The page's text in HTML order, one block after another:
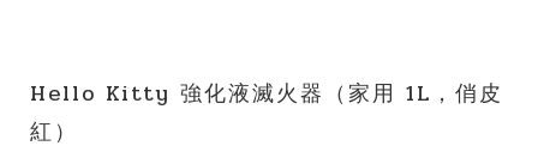
Hello Kitty 強化液滅火器（家用 1L，俏皮
紅）